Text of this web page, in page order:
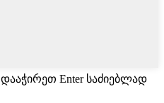
დააჭირეთ Enter საძიებლად